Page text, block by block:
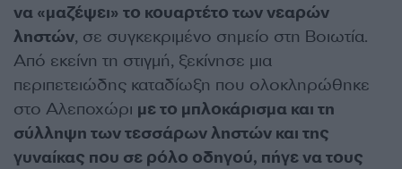
να «μαζέψει» το κουαρτέτο των νεαρών
ληστών, σε συγκεκριμένο σημείο στη Βοιωτία.
Από εκείνη τη στιγμή, ξεκίνησε μια
περιπετειώδης καταδίωξη που ολοκληρώθηκε
στο Αλεποχώρι με το μπλοκάρισμα και τη
σύλληψη των τεσσάρων ληστών και της
γυναίκας που σε ρόλο οδηγού, πήγε να τους